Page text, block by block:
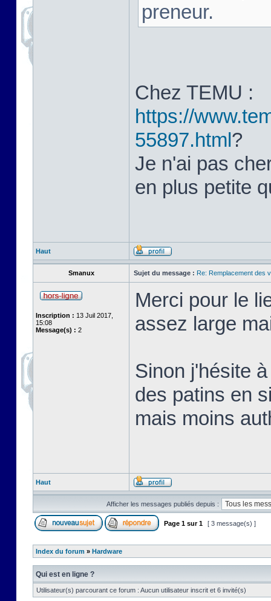
preneur.
Chez TEMU :
https://
55897.html?
Je n'ai pas
en plus petite
Haut
Smanux Sujet du message : Re: Remplacement des
Inscription : 13 Juil 2017,
15:08
Message(s) : 2
Merci pour le
assez large
Sinon j'hésite
des patins en
mais moins
Haut
Afficher les messages publiés depuis :
Page 1 sur1 [ 3 message(s) ]
Index du forum » Hardware
Qui est en ligne ?
Utilisateur(s) parcourant ce forum : Aucun utilisateur inscrit et 6 invité(s)